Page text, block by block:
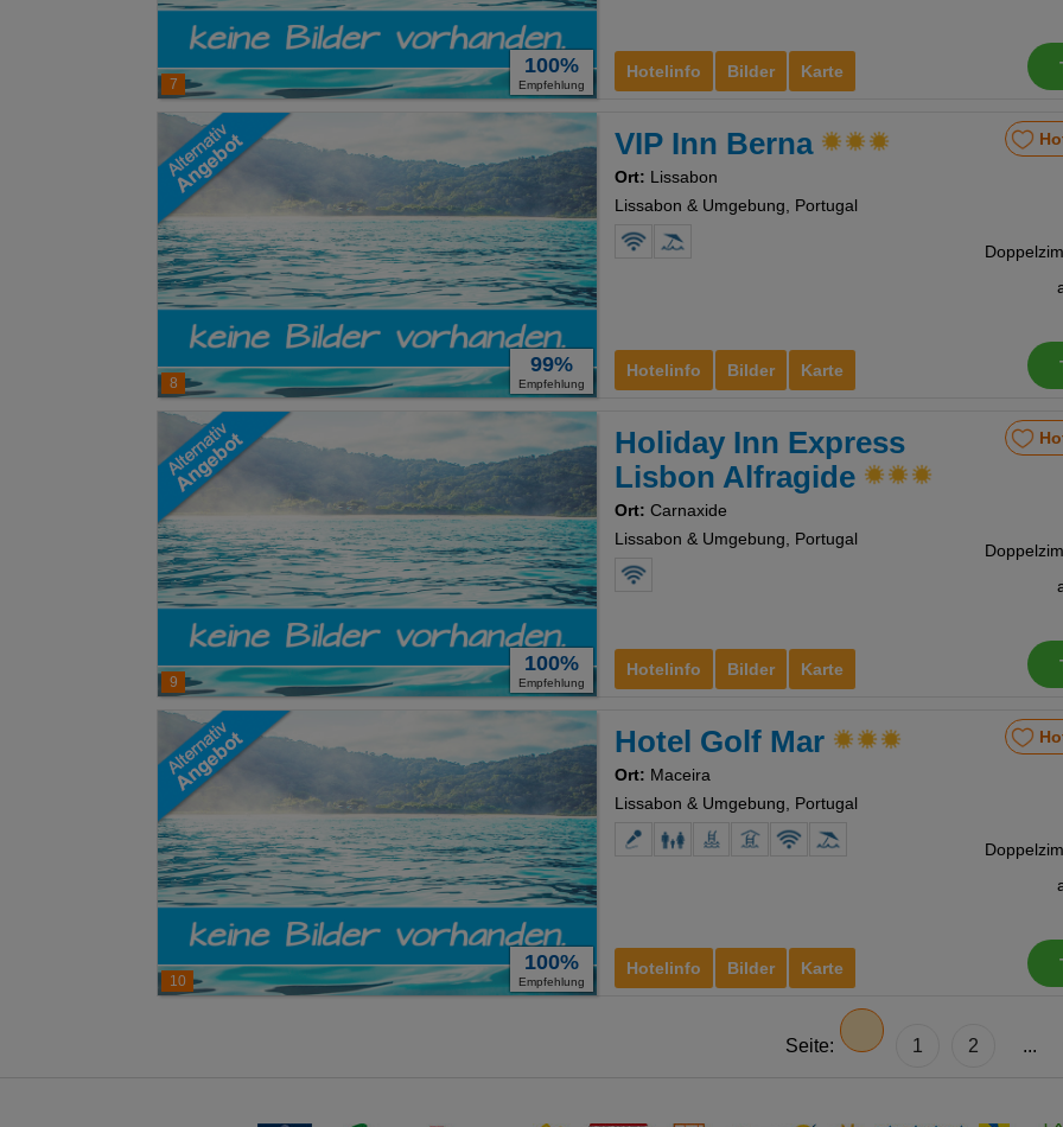
7
100%
Empfehlung
Hotelinfo Bilder Karte
8
99%
Empfehlung
Hotelinfo Bilder Karte
VIP Inn Berna
Ort: Lissabon
Lissabon & Umgebung, Portugal
9
100%
Empfehlung
Hotelinfo Bilder Karte
Holiday Inn Express
Lisbon Alfragide
Ort: Carnaxide
Lissabon & Umgebung, Portugal
10
100%
Empfehlung
Hotelinfo Bilder Karte
Hotel Golf Mar
Ort: Maceira
Lissabon & Umgebung, Portugal
Seite: 1 2 ...